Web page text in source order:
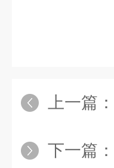
上一篇：
下一篇：